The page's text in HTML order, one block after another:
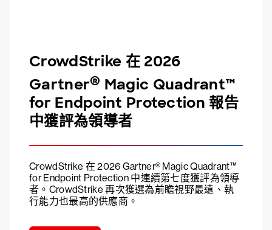
CrowdStrike 在 2026
Gartner® Magic Quadrant™
for Endpoint Protection 報告
中獲評為領導者
CrowdStrike 在 2026 Gartner® Magic Quadrant™
for Endpoint Protection 中連續第七度獲評為領導
者。CrowdStrike 再次獲選為前瞻視野最遠、執
行能力也最高的供應商。